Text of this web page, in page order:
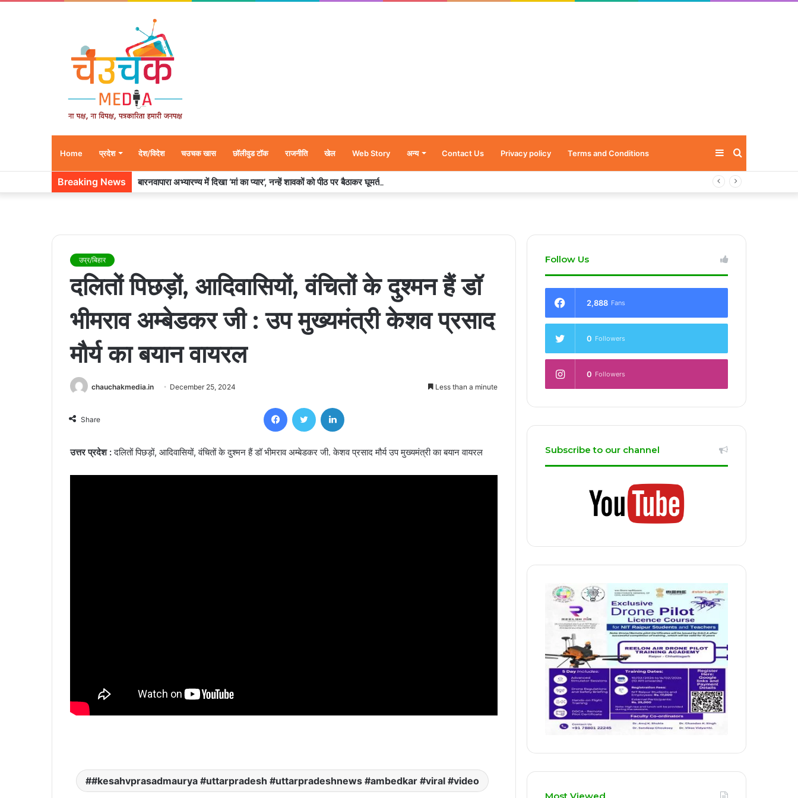
Home प्रदेश देश/विदेश चउचक खास छॉलीवुड टॉक राजनीति खेल Web Story अन्य Contact Us Privacy policy Terms and Conditions Sidebar
Breaking News बारनवापारा अभ्यारण्य में दिखा ‘मां का प्यार’, नन्हें शावकों को पीठ पर बैठाकर घूमती दिखी मादा भालू
उप्र/बिहार
दलितों पिछड़ों, आदिवासियों, वंचितों के दुश्मन हैं डॉ
भीमराव अम्बेडकर जी : उप मुख्यमंत्री केशव प्रसाद
मौर्य का बयान वायरल
chauchakmedia.in December 25, 2024 Less than a minute
Share
FacebookTwitter
उत्तर प्रदेश :दलितों पिछड़ों, आदिवासियों, वंचितों के दुश्मन हैं डॉ भीमराव अम्बेडकर जी. केशव प्रसाद मौर्य उप मुख्यमंत्री का बयान वायरल
#kesahvprasadmaurya #uttarpradesh #uttarpradeshnews #ambedkar #viral #video
टकराई कार मौके पर 5 की मौत… 2 लोग घायल
ने वीडियो ट्वीट कर किया दावा
Follow Us
2,888 Fans
0 Followers
0 Followers
Subscribe to our channel